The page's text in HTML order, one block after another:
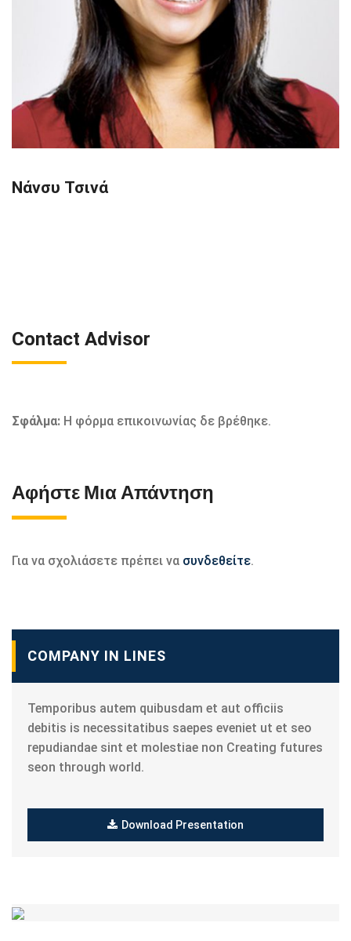
Νάνσυ Τσινά
Contact Advisor
Σφάλμα: Η φόρμα επικοινωνίας δε βρέθηκε.
Αφήστε Μια Απάντηση
Για να σχολιάσετε πρέπει να συνδεθείτε.
COMPANY IN LINES
Temporibus autem quibusdam et aut officiis
debitis is necessitatibus saepes eveniet ut et seo
repudiandae sint et molestiae non Creating futures
seon through world.
Download Presentation